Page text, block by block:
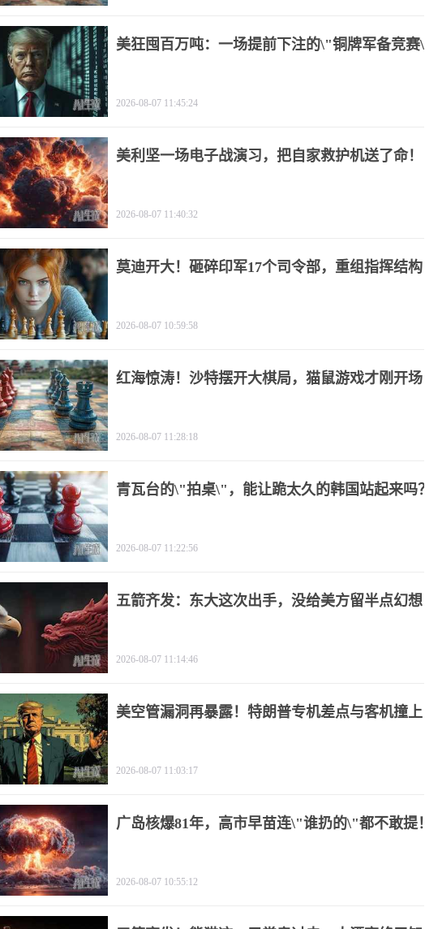
美狂囤百万吨：一场提前下注的\"铜牌军备竞赛\"
2026-08-07 11:45:24
美利坚一场电子战演习，把自家救护机送了命！
2026-08-07 11:40:32
莫迪开大！砸碎印军17个司令部，重组指挥结构
2026-08-07 10:59:58
红海惊涛！沙特摆开大棋局，猫鼠游戏才刚开场
2026-08-07 11:28:18
青瓦台的\"拍桌\"，能让跪太久的韩国站起来吗？
2026-08-07 11:22:56
五箭齐发：东大这次出手，没给美方留半点幻想
2026-08-07 11:14:46
美空管漏洞再暴露！特朗普专机差点与客机撞上
2026-08-07 11:03:17
广岛核爆81年，高市早苗连\"谁扔的\"都不敢提！
2026-08-07 10:55:12